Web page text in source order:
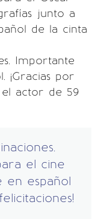
junto a
de la cinta
Importante
¡Gracias por
el actor de 59
el cine
en español